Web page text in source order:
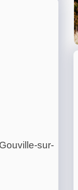
sur-